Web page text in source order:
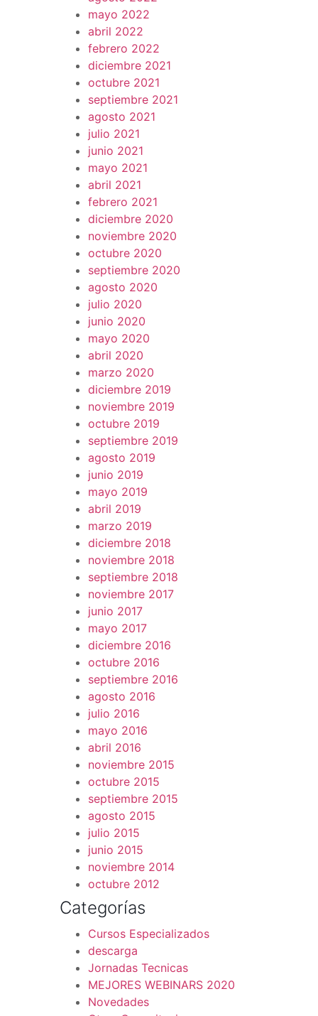
mayo 2022
abril 2022
febrero 2022
diciembre 2021
octubre 2021
septiembre 2021
agosto 2021
julio 2021
junio 2021
mayo 2021
abril 2021
febrero 2021
diciembre 2020
noviembre 2020
octubre 2020
septiembre 2020
agosto 2020
julio 2020
junio 2020
mayo 2020
abril 2020
marzo 2020
diciembre 2019
noviembre 2019
octubre 2019
septiembre 2019
agosto 2019
junio 2019
mayo 2019
abril 2019
marzo 2019
diciembre 2018
noviembre 2018
septiembre 2018
noviembre 2017
junio 2017
mayo 2017
diciembre 2016
octubre 2016
septiembre 2016
agosto 2016
julio 2016
mayo 2016
abril 2016
noviembre 2015
octubre 2015
septiembre 2015
agosto 2015
julio 2015
junio 2015
noviembre 2014
octubre 2012
Categorías
Cursos Especializados
descarga
Jornadas Tecnicas
MEJORES WEBINARS 2020
Novedades